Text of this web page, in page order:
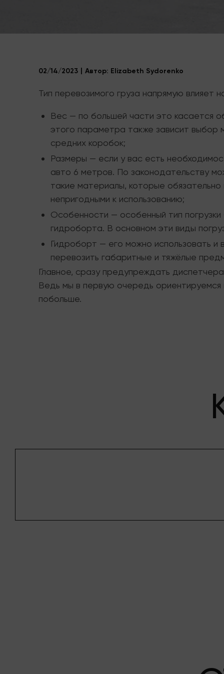
02/14/2023 Автор: Elizabeth Sydorenko
Тип перевозимого груза напрямую влияет
Вес — по большей части это касается
этого параметра также зависит выбор
средних коробок;
Размеры — если у вас есть
авто 6 метров. По законодательству
такие материалы, которые
непригодными к использованию;
Особенности — особенный тип
гидроборта. В основном эти виды
Гидроборт — его можно использовать
перевозить габаритные и тяжёлые
Главное, сразу предупреждать
Ведь мы в первую очередь
побольше.